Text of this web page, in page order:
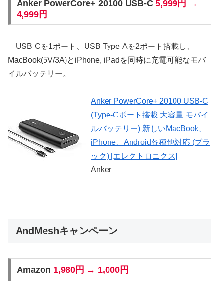
Anker PowerCore+ 20100 USB-C 5,999円 →
4,999円
USB-Cを1ポート、USB Type-Aを2ポート搭載し、
MacBook(5V/3A)とiPhone, iPadを同時に充電可能なモバ
イルバッテリー。
Anker PowerCore+ 20100 USB-C
(Type-Cポート搭載 大容量 モバイ
ルバッテリー) 新しいMacBook、
iPhone、Android各種他対応 (ブラ
ック) [エレクトロニクス]
Anker
AndMeshキャンペーン
Amazon 1,980円 → 1,000円